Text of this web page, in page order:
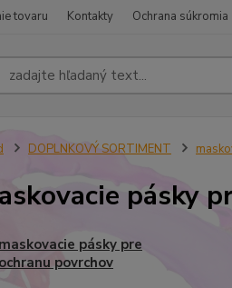
tovaru Kontakty Ochrana súkromia
DOPLNKOVÝ SORTIMENT
pásky
maskovacie pásky pre
ochranu povrchov